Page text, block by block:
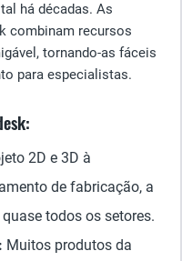
há décadas. As
combinam recursos
tornando-as fáceis
para especialistas.
2D e 3D à
de fabricação, a
todos os setores.
Muitos produtos da